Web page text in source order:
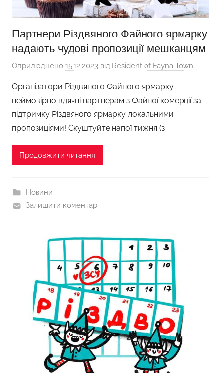
Партнери Різдвяного Файного ярмарку
надають чудові пропозиції мешканцям
Оприлюднено 15.12.2023 від Resident of Fayna Town
Організатори Різдвяного Файного ярмарку
неймовірно вдячні партнерам з Файної комерції за
підтримку Різдвяного ярмарку локальними
пропозиціями! Скуштуйте напої тижня (з
Продовжити читання
Новини
Залишити коментар